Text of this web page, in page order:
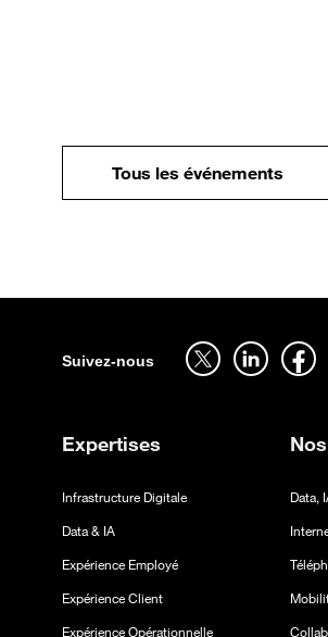
Tous les événements
Suivez-nous
Suivez-nous sur twitter -
Suivez-nous sur
Suivez-
Expertises
Infrastructure Digitale
Data & IA
Expérience Employé
Expérience Client
Expérience Opérationnelle
Data,